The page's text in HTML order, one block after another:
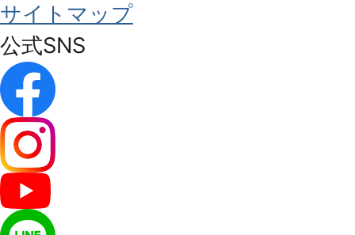
サイトマップ
公式SNS